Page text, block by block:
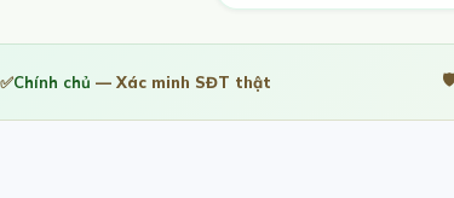
✅Chính chủ — Xác minh SĐT thật 🛡️